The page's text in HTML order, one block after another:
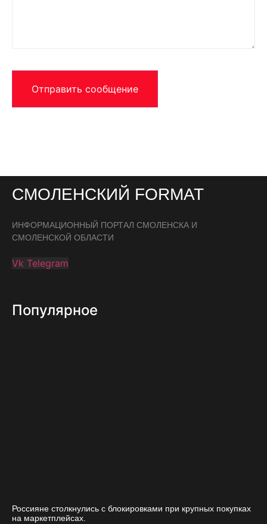
Отправить сообщение
СМОЛЕНСКИЙ FORMAT
ИНФОРМАЦИОННЫЙ ПОРТАЛ СМОЛЕНСКА И
СМОЛЕНСКОЙ ОБЛАСТИ
Vk Telegram
Популярное
Россияне столкнулись с блокировками при крупных покупках
на маркетплейсах.